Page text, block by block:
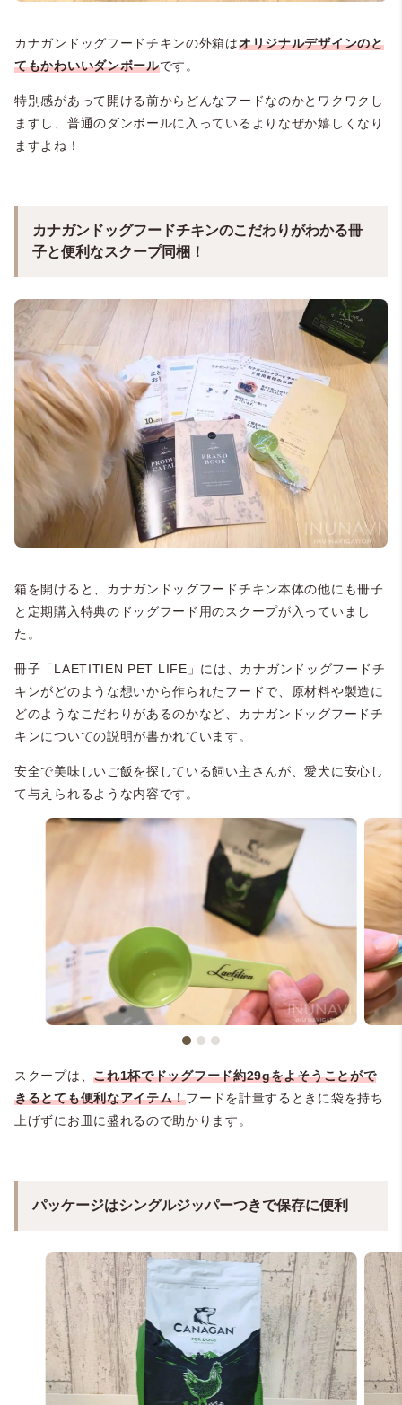
カナガンドッグフードチキンの外箱はオリジナルデザインのと
てもかわいいダンボールです。
特別感があって開ける前からどんなフードなのかとワクワクし
ますし、普通のダンボールに入っているよりなぜか嬉しくなり
ますよね！
カナガンドッグフードチキンのこだわりがわかる冊
子と便利なスクープ同梱！
箱を開けると、カナガンドッグフードチキン本体の他にも冊子
と定期購入特典のドッグフード用のスクープが入っていまし
た。
冊子「LAETITIEN PET LIFE」には、カナガンドッグフードチ
キンがどのような想いから作られたフードで、原材料や製造に
どのようなこだわりがあるのかなど、カナガンドッグフードチ
キンについての説明が書かれています。
安全で美味しいご飯を探している飼い主さんが、愛犬に安心し
て与えられるような内容です。
スクープは、これ1杯でドッグフード約29gをよそうことがで
きるとても便利なアイテム！フードを計量するときに袋を持ち
上げずにお皿に盛れるので助かります。
パッケージはシングルジッパーつきで保存に便利